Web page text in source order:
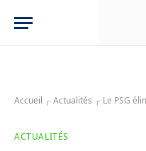
Accueil ┌Actualités ┌ Le PSG
ACTUALITÉS